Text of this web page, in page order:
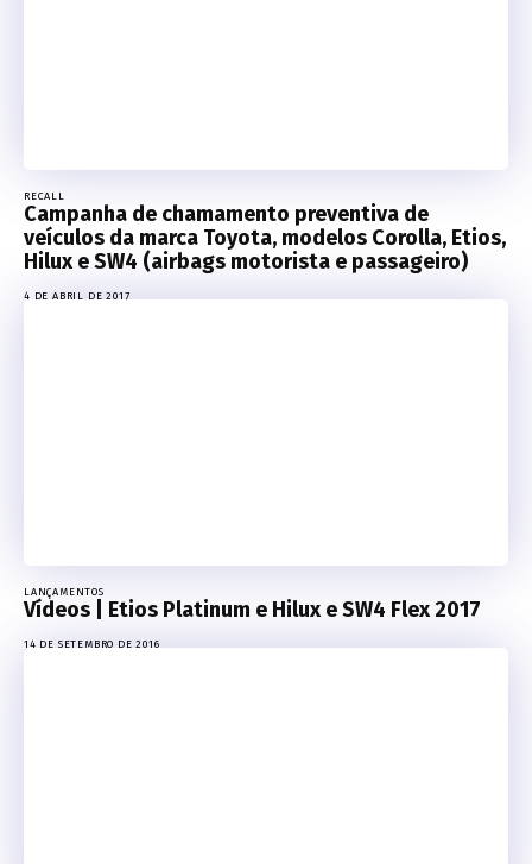
RECALL
Campanha de chamamento preventiva de
veículos da marca Toyota, modelos Corolla, Etios,
Hilux e SW4 (airbags motorista e passageiro)
4 DE ABRIL DE 2017
LANÇAMENTOS
Vídeos | Etios Platinum e Hilux e SW4 Flex 2017
14 DE SETEMBRO DE 2016